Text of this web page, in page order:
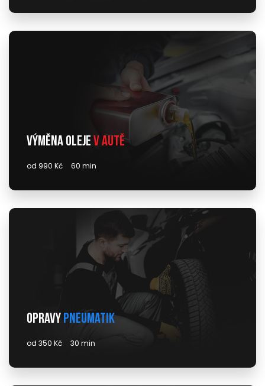
Výměna oleje v autě
od 990 Kč 60 min
Opravy pneumatik
od 350 Kč 30 min